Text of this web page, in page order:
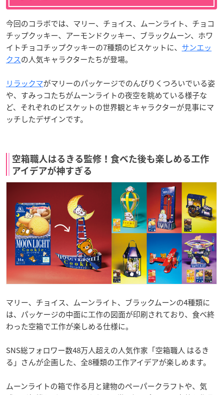
今回のコラボでは、マリー、チョイス、ムーンライト、チョコ
チップクッキー、アーモンドクッキー、ブラックムーン、ホワ
イトチョコチップクッキーの7種類のビスケットに、 サンエッ
クスの人気キャラクターたちが登場。
リラックマがマリーのパッケージでのんびりくつろいでいる姿
や、すみっコたちがムーンライトの夜空を眺めている様子な
ど、それぞれのビスケットの世界観とキャラクターが見事にマ
ッチしたデザインです。
空箱職人はるきる監修！食べた後も楽しめる工作
アイデアが神すぎる
マリー、チョイス、ムーンライト、ブラックムーンの4種類に
は、パッケージの中面に工作の図面が印刷されており、食べ終
わった空箱で工作が楽しめる仕様に。
SNS総フォロワー数48万人超えの人気作家「空箱職人 はるき
る」さんが企画した、全8種類の工作アイデアが楽しめます。
ムーンライトの箱で作る月と建物のペーパークラフトや、気